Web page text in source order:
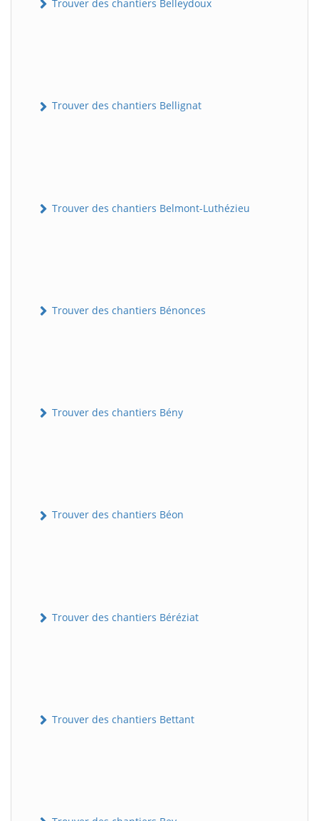
Trouver des chantiers Belleydoux
Trouver des chantiers Bellignat
Trouver des chantiers Belmont-Luthézieu
Trouver des chantiers Bénonces
Trouver des chantiers Bény
Trouver des chantiers Béon
Trouver des chantiers Béréziat
Trouver des chantiers Bettant